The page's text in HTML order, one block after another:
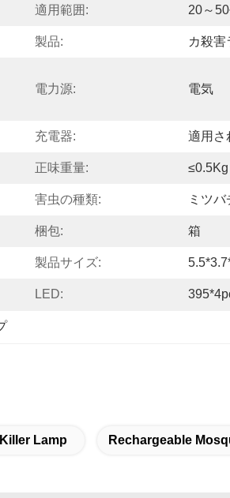
適用範囲: 20～
製品: カ殺害
電力源: 電気
充電器: 適用さ
正味重量: ≤0.5Kg
害虫の種類: ミツ
梱包: 箱
製品サイズ:
LED:
Lamp Rechargeable